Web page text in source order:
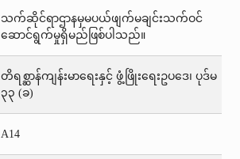
သက်ဆိုင်ရာဌာနမှမပယ်ဖျက်မချင်းသက်ဝင်
ဆောင်ရွက်မှုရှိမည်ဖြစ်ပါသည်။
တိရစ္ဆာန်ကျန်းမာရေးနှင့် ဖွံ့ဖြိုးရေးဥပဒေ၊ ပုဒ်မ
၃၃ (ခ)
A14